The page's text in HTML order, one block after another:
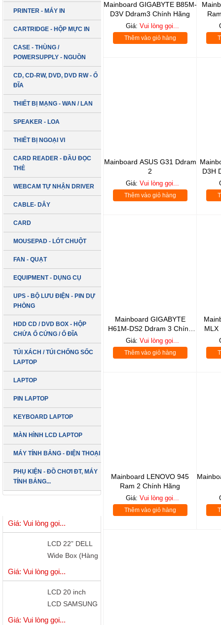
PRINTER - MÁY IN
CARTRIDGE - HỘP MỰC IN
CASE - THÙNG /
POWERSUPPLY - NGUỒN
CD, CD-RW, DVD, DVD RW - Ổ
ĐĨA
THIẾT BỊ MẠNG - WAN / LAN
SPEAKER - LOA
THIẾT BỊ NGOẠI VI
CARD READER - ĐẦU ĐỌC
THẺ
WEBCAM TỰ NHẬN DRIVER
CABLE- DÂY
CARD
MOUSEPAD - LÓT CHUỘT
FAN - QUẠT
EQUIPMENT - DỤNG CỤ
UPS - BỘ LƯU ĐIỆN - PIN DỰ
PHÒNG
HDD CD / DVD BOX - HỘP
CHỨA Ổ CỨNG / Ổ ĐĨA
TÚI XÁCH / TÚI CHỐNG SỐC
LAPTOP
LAPTOP
PIN LAPTOP
KEYBOARD LAPTOP
MÀN HÌNH LCD LAPTOP
MÁY TÍNH BẢNG - ĐIỆN THOẠI
PHỤ KIỆN - ĐỒ CHƠI ĐT, MÁY
TÍNH BẢNG...LCD 19 inch
DELL Vuông Box
LCD 22” DELL
Wide Box (Hàng
Công Ty)
Giá: Vui lòng gọi...
LCD 20 inch
LCD SAMSUNG
S20B300B - LED
Giá: Vui lòng gọi...
Mainboard GIGABYTE B85M-
D3V Ddram3 Chính Hãng
Giá:Vui lòng gọi...
Thêm vào giỏ hàng
Mainboard ASUS G31 Ddram
2
Giá:Vui lòng gọi...
Thêm vào giỏ hàng
D3H
Mainboard GIGABYTE
H61M-DS2 Ddram 3 Chính
Hãng
Giá:Vui lòng gọi...
Thêm vào giỏ hàng
MLX
Mainboard LENOVO 945
Ram 2 Chính Hãng
Giá:Vui lòng gọi...
Thêm vào giỏ hàng